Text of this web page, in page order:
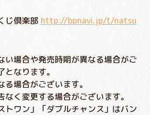
じ倶楽部 http://bpnavi.jp/t/natsu
場合や発売時期が異なる場合がご
なります。
場合がございます。
く変更する場合がございます。
ワン」「ダブルチャンス」はバン